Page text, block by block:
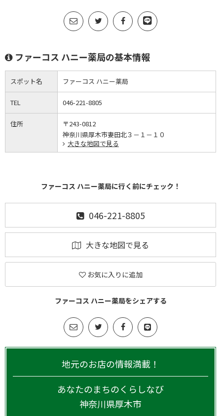
ファーコス ハニー薬局の基本情報
スポット名 ファーコス ハニー薬局
TEL 046-221-8805
住所
〒243-0812
神奈川県厚木市妻田北３－１－１０
大きな地図で見る
ファーコス ハニー薬局に行く前にチェック！
046-221-8805
大きな地図で見る
お気に入りに追加
ファーコス ハニー薬局をシェアする
地元のお店の情報満載！
あなたのまちのくらしなび
神奈川県厚木市